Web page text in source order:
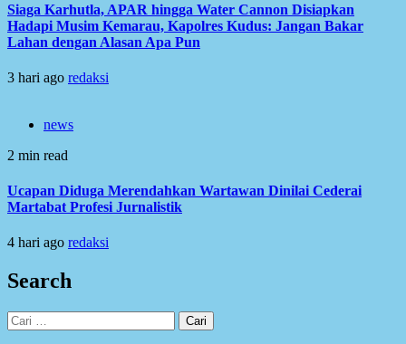
Siaga Karhutla, APAR hingga Water Cannon Disiapkan
Hadapi Musim Kemarau, Kapolres Kudus: Jangan Bakar
Lahan dengan Alasan Apa Pun
3 hari ago redaksi
news
2 min read
Ucapan Diduga Merendahkan Wartawan Dinilai Cederai
Martabat Profesi Jurnalistik
4 hari ago redaksi
Search
Cari
untuk: